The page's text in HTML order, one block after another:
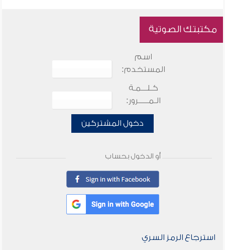
مكتبتك الصوتية
اسم
المستخدم:
كـلـــمـة
الـمـــــرور:
دخول المشتركين
أو الدخول بحساب
استرجاع الرمز السري